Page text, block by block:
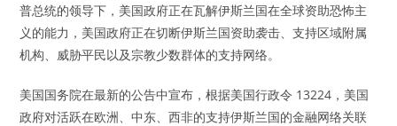
普总统的领导下，美国政府正在瓦解伊斯兰国在全球资助恐怖主
义的能力，美国政府正在切断伊斯兰国资助袭击、支持区域附属
机构、威胁平民以及宗教少数群体的支持网络。
美国国务院在最新的公告中宣布，根据美国行政令 13224，美国
政府对活跃在欧洲、中东、西非的支持伊斯兰国的金融网络关联